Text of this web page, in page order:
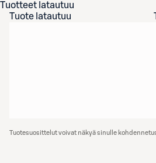
Tuotteet latautuu
Tuote latautuu
Tuotesuosittelut voivat näkyä sinulle